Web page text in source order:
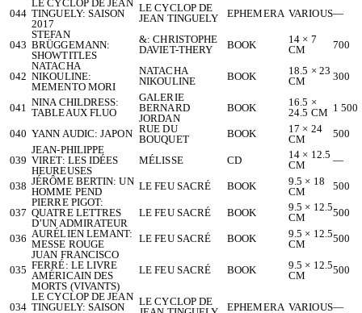
044
LE CYCLOP DE JEAN
TINGUELY: SAISON
2017
LE CYCLOP DE
JEAN TINGUELY
EPHEMERA VARIOUS—
043
STEFAN
BRÜGGEMANN:
SHOWTITLES
&: CHRISTOPHE
DAVIET-THERY
BOOK
14 × 7
CM
700
042
NATACHA
NIKOULINE:
MEMENTO MORI
NATACHA
NIKOULINE
BOOK
18.5 × 23
CM
300
041 NINA CHILDRESS:
TABLEAUX FLUO
GALERIE
BERNARD
JORDAN
BOOK
16.5 ×
24.5 CM 1 500
040 YANN AUDIC: JAPON RUE DU
BOUQUET
BOOK
17 × 24
CM
500
039
JEAN-PHILIPPE
VIRET: LES IDÉES
HEUREUSES
MÉLISSE CD
14 × 12.5
CM
—
038 JÉRÔME BERTIN: UN
HOMME PEND
LE FEU SACRÉ BOOK
9.5 × 18
CM
500
037
PIERRE PIGOT:
QUATRE LETTRES
D’UN ADMIRATEUR
LE FEU SACRÉ BOOK
9.5 × 12.5
CM
500
036 AURÉLIEN LEMANT:
MESSE ROUGE
LE FEU SACRÉ BOOK
9.5 × 12.5
CM
500
035
JUAN FRANCISCO
FERRÉ: LE LIVRE
AMÉRICAIN DES
MORTS (VIVANTS)
LE FEU SACRÉ BOOK
9.5 × 12.5
CM
500
034
LE CYCLOP DE JEAN
TINGUELY: SAISON
LE CYCLOP DE
EPHEMERA VARIOUS—